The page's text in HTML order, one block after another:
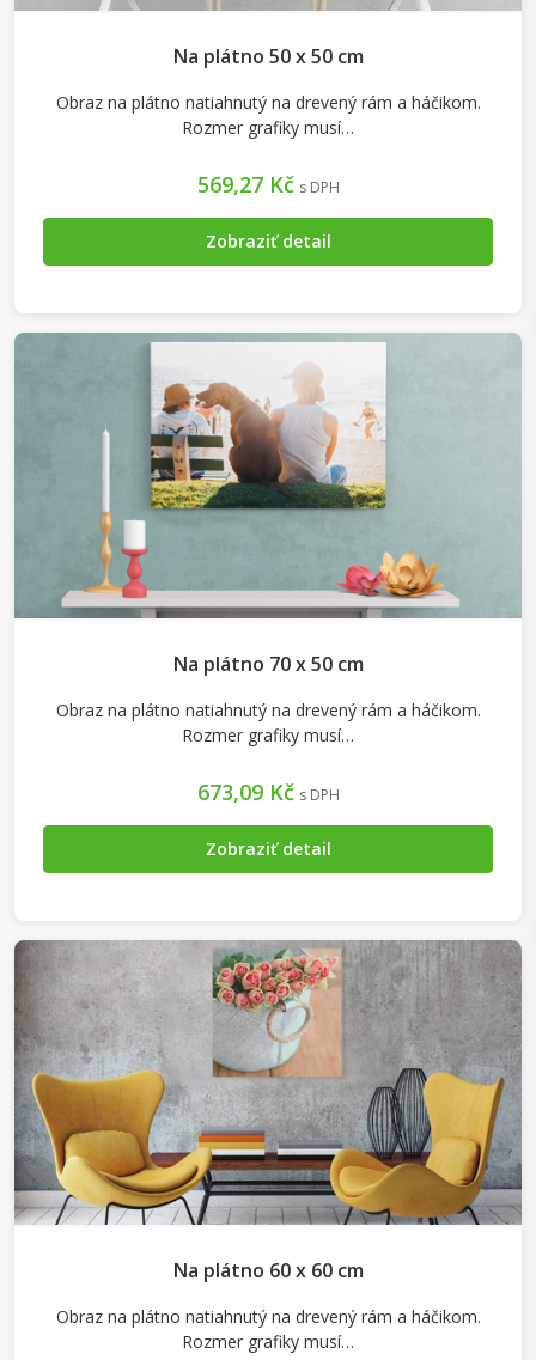
Na plátno 50 x 50 cm
Obraz na plátno natiahnutý na drevený rám a háčikom.
Rozmer grafiky musí…
569,27 Kč s DPH
Zobraziť detail
Na plátno 70 x 50 cm
Obraz na plátno natiahnutý na drevený rám a háčikom.
Rozmer grafiky musí…
673,09 Kč s DPH
Zobraziť detail
Na plátno 60 x 60 cm
Obraz na plátno natiahnutý na drevený rám a háčikom.
Rozmer grafiky musí…